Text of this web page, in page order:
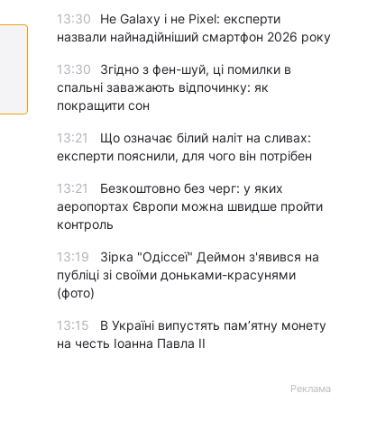
13:30
Не Galaxy і не Pixel: експерти
назвали найнадійніший смартфон 2026 року
13:30
Згідно з фен-шуй, ці помилки в
спальні заважають відпочинку: як
покращити сон
13:21
Що означає білий наліт на сливах:
експерти пояснили, для чого він потрібен
13:21
Безкоштовно без черг: у яких
аеропортах Європи можна швидше пройти
контроль
13:19
Зірка "Одіссеї" Деймон з'явився на
публіці зі своїми доньками-красунями
(фото)
13:15
В Україні випустять пам’ятну монету
на честь Іоанна Павла II
Реклама